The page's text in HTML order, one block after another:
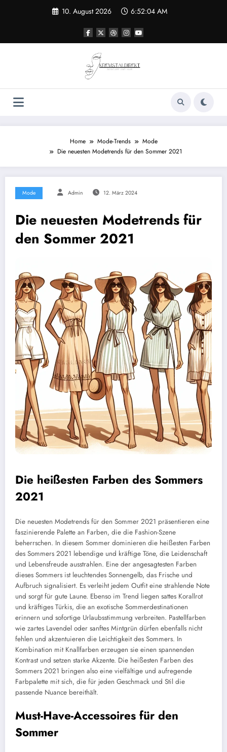
10. August 2026 6:52:04 AM
Home Mode-Trends
Mode
Die neuesten Modetrends für den Sommer 2021
Mode Admin 12. März 2024
Die neuesten Modetrends für
den Sommer 2021
Die heißesten Farben des Sommers
2021
Die neuesten Modetrends für den Sommer 2021 präsentieren eine
faszinierende Palette an Farben, die die Fashion-Szene
beherrschen. In diesem Sommer dominieren die heißesten Farben
des Sommers 2021 lebendige und kräftige Töne, die Leidenschaft
und Lebensfreude ausstrahlen. Eine der angesagtesten Farben
dieses Sommers ist leuchtendes Sonnengelb, das Frische und
Aufbruch signalisiert. Es verleiht jedem Outfit eine strahlende Note
und sorgt für gute Laune. Ebenso im Trend liegen sattes Korallrot
und kräftiges Türkis, die an exotische Sommerdestinationen
erinnern und sofortige Urlaubsstimmung verbreiten. Pastellfarben
wie zartes Lavendel oder sanftes Mintgrün dürfen ebenfalls nicht
fehlen und akzentuieren die Leichtigkeit des Sommers. In
Kombination mit Knallfarben erzeugen sie einen spannenden
Kontrast und setzen starke Akzente. Die heißesten Farben des
Sommers 2021 bringen also eine vielfältige und aufregende
Farbpalette mit sich, die für jeden Geschmack und Stil die
passende Nuance bereithält.
Must-Have-Accessoires für den
Sommer